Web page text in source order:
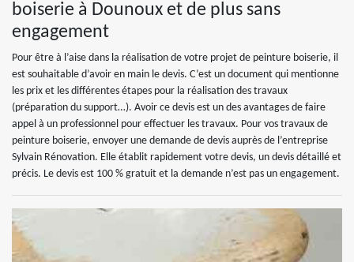
boiserie à Dounoux et de plus sans
engagement
Pour être à l’aise dans la réalisation de votre projet de peinture boiserie, il
est souhaitable d’avoir en main le devis. C’est un document qui mentionne
les prix et les différentes étapes pour la réalisation des travaux
(préparation du support…). Avoir ce devis est un des avantages de faire
appel à un professionnel pour effectuer les travaux. Pour vos travaux de
peinture boiserie, envoyer une demande de devis auprès de l’entreprise
Sylvain Rénovation. Elle établit rapidement votre devis, un devis détaillé et
précis. Le devis est 100 % gratuit et la demande n’est pas un engagement.